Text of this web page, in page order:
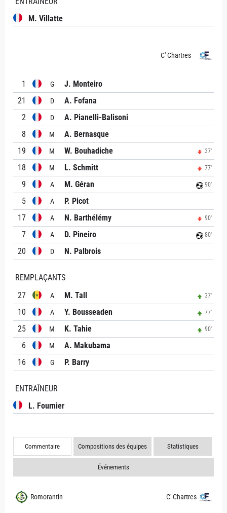
M. Villatte
C' Chartres
1 G
J. Monteiro
21
D
A. Fofana
2
D
A. Pianelli-Balisoni
8
M
A. Bernasque
19
M W. Bouhadiche 37'
18 M L. Schmitt 77'
9 A M. Géran 90'
5 A
P. Picot
17
A N. Barthélémy 90'
7 A D. Pineiro 80'
20 D N. Palbrois
REMPLAÇANTS
27
A M. Tall 37'
10 A Y. Bousseaden 77'
25 M K. Tahie 90'
6 M
A. Makubama
16
G P. Barry
ENTRAÎNEUR
L. Fournier
Commentaire Compositions des équipes Statistiques
Événements
Romorantin C' Chartres